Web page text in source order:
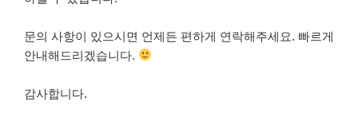
문의 사항이 있으시면 언제든 편하게 연락해주세요. 빠르게
안내해드리겠습니다.
감사합니다.